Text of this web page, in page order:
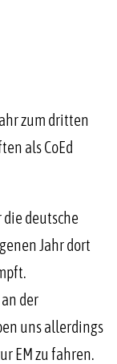
zum dritten
als CoEd
deutsche
Jahr dort
der
uns allerdings
EM zu fahren.